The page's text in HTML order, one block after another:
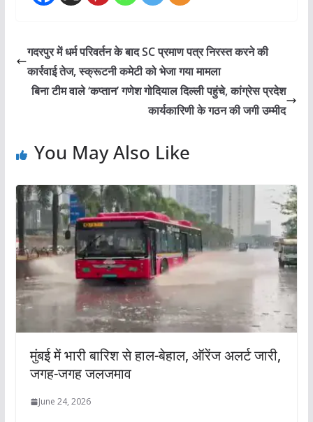
गदरपुर में धर्म परिवर्तन के बाद SC प्रमाण पत्र निरस्त करने की
कार्रवाई तेज, स्क्रूटनी कमेटी को भेजा गया मामला
बिना टीम वाले ‘कप्तान’ गणेश गोदियाल दिल्ली पहुंचे, कांग्रेस प्रदेश
कार्यकारिणी के गठन की जगी उम्मीद
You May Also Like
मुंबई में भारी बारिश से हाल-बेहाल, ऑरेंज अलर्ट जारी,
जगह-जगह जलजमाव
June 24, 2026